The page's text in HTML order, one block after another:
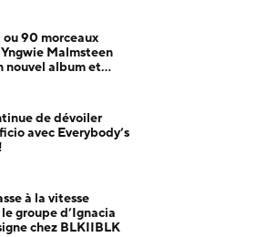
ou 90 morceaux
Malmsteen
nouvel album et
de dévoiler
avec Everybody’s
à la vitesse
groupe d’Ignacia
chez BLKIIBLK